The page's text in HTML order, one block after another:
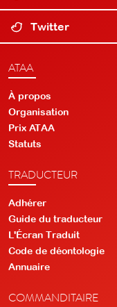
Twitter
ATAA
À propos
Organisation
Prix ATAA
Statuts
TRADUCTEUR
Adhérer
Guide du traducteur
L'Écran Traduit
Code de déontologie
Annuaire
COMMANDITAIRE